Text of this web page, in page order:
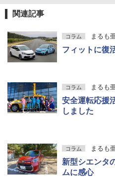
関連記事
コラム まるも
フィットに復
コラム まるも
安全運転応援
しました
コラム まるも
新型シエンタ
ムに感心